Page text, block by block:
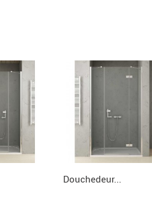
Douchedeur...